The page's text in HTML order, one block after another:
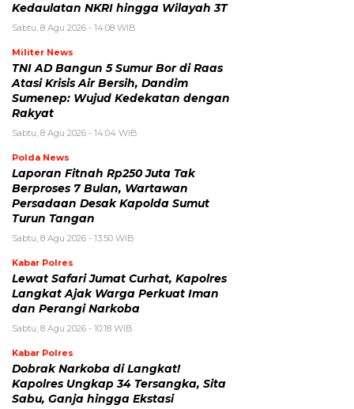
Kedaulatan NKRI hingga Wilayah 3T
Sabtu, 8 Agu 2026 - 14:08 WIB
Militer News
TNI AD Bangun 5 Sumur Bor di Raas
Atasi Krisis Air Bersih, Dandim
Sumenep: Wujud Kedekatan dengan
Rakyat
Sabtu, 8 Agu 2026 - 14:04 WIB
Polda News
Laporan Fitnah Rp250 Juta Tak
Berproses 7 Bulan, Wartawan
Persadaan Desak Kapolda Sumut
Turun Tangan
Sabtu, 8 Agu 2026 - 13:50 WIB
Kabar Polres
Lewat Safari Jumat Curhat, Kapolres
Langkat Ajak Warga Perkuat Iman
dan Perangi Narkoba
Sabtu, 8 Agu 2026 - 10:18 WIB
Kabar Polres
Dobrak Narkoba di Langkat!
Kapolres Ungkap 34 Tersangka, Sita
Sabu, Ganja hingga Ekstasi